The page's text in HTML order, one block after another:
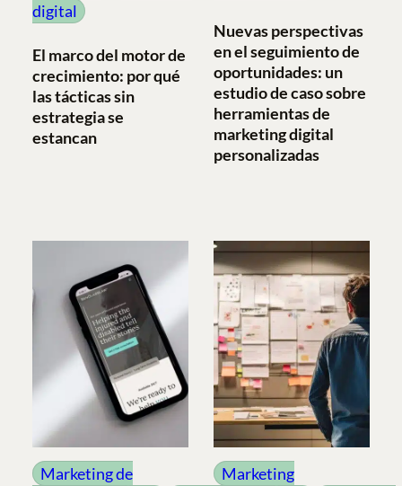
digital
El marco del motor de
crecimiento: por qué
las tácticas sin
estrategia se
estancan
Nuevas perspectivas
en el seguimiento de
oportunidades: un
estudio de caso sobre
herramientas de
marketing digital
personalizadas
Marketing de
Marketing